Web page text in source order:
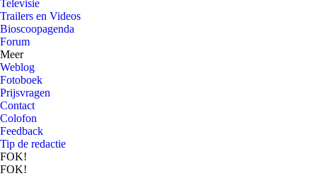
Televisie
Trailers en Videos
Bioscoopagenda
Forum
Meer
Weblog
Fotoboek
Prijsvragen
Contact
Colofon
Feedback
Tip de redactie
FOK!
FOK!